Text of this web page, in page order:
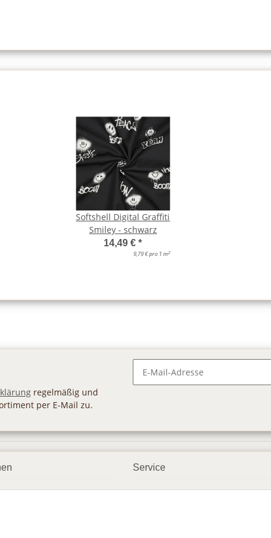
Softshell Digital Graffiti
Smiley - schwarz
14,49 €*
9,79 € pro 1 m2
regelmäßig und
per E-Mail zu.
Service